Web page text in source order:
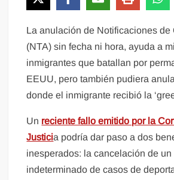
La anulación de Notificaciones de
(NTA) sin fecha ni hora, ayuda a
inmigrantes que batallan por
EEUU, pero también pudiera
donde el inmigrante recibió la
Un reciente fallo emitido por la
Justicia podría dar paso a dos
inesperados: la cancelación de un
indeterminado de casos de